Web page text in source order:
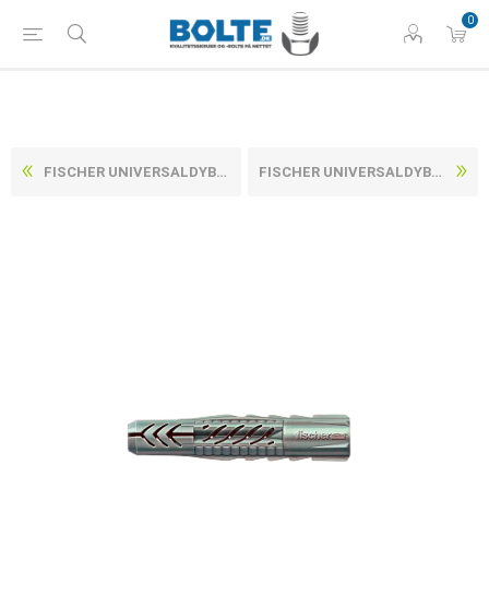
0
FISCHER UNIVERSALDYBEL UDEN KRAVE (ALLE VÆGGE) TIL TRÆ OG SPÅNSKRUER ART 77869 UX 5X30 (100 STK) FISCHER UNIVERSALDYBEL UDEN KRAVE (ALLE VÆGGE) TIL TRÆ OG SPÅNSKRUER ART 77869 UX 8X50 (100 STK)